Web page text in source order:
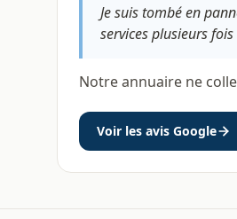
Je suis tombé en
services plusieurs
Notre annuaire ne
Voir les avis Google